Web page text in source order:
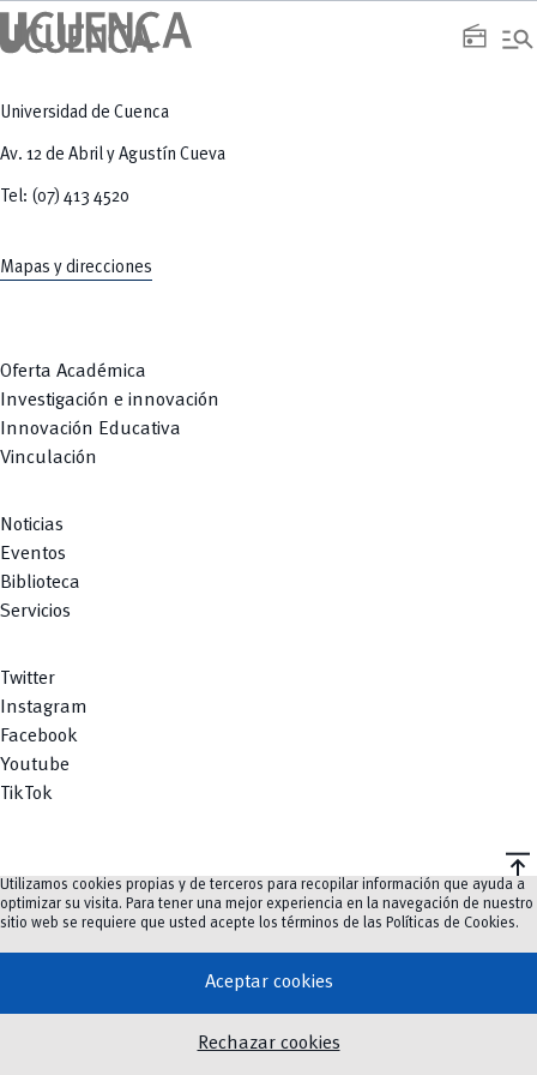
radio manage_search
Universidad de Cuenca
Av. 12 de Abril y Agustín Cueva
Tel: (07) 413 4520
Mapas y direcciones
Oferta Académica
Investigación e innovación
Innovación Educativa
Vinculación
Noticias
Eventos
Biblioteca
Servicios
Twitter
Instagram
Facebook
Youtube
TikTok
vertical_align_top
©2023-2026UCuenca.
Utilizamos cookies propias y de terceros para recopilar información que ayuda a
optimizar su visita. Para tener una mejor experiencia en la navegación de nuestro
sitio web se requiere que usted acepte los términos de las Políticas de Cookies.
Aceptar cookies
Rechazar cookies